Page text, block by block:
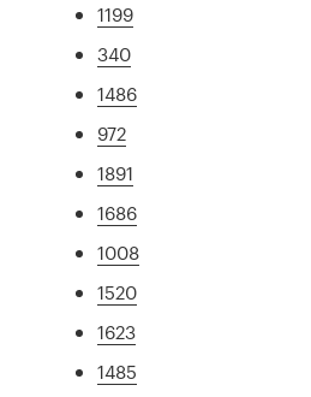
1199
340
1486
972
1891
1686
1008
1520
1623
1485